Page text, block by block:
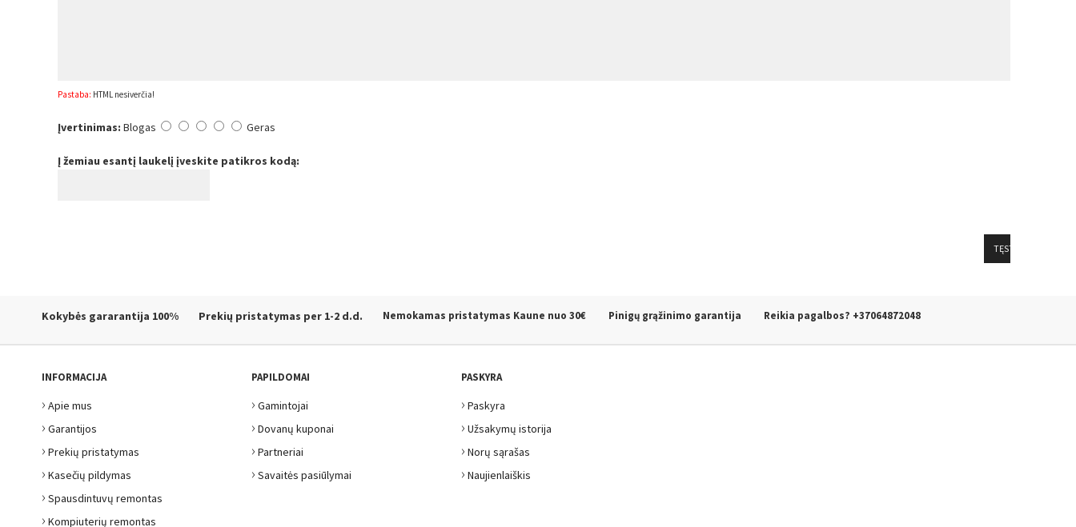
Pastaba: HTML nesiverčia!
Įvertinimas: Blogas Geras
Į žemiau esantį laukelį įveskite patikros kodą:
TĘSTI
Kokybės gararantija 100% Prekių pristatymas per 1-2 d.d. Nemokamas pristatymas Kaune nuo 30€ Pinigų grąžinimo garantija Reikia pagalbos? +37064872048
INFORMACIJA
› Apie mus
› Garantijos
› Prekių pristatymas
› Kasečių pildymas
› Spausdintuvų remontas
› Kompiuterių remontas
PAPILDOMAI
› Gamintojai
› Dovanų kuponai
› Partneriai
› Savaitės pasiūlymai
PASKYRA
› Paskyra
› Užsakymų istorija
› Norų sąrašas
› Naujienlaiškis